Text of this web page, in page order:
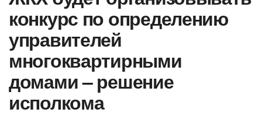
конкурс по определению
управителей
многоквартирными
домами – решение
исполкома